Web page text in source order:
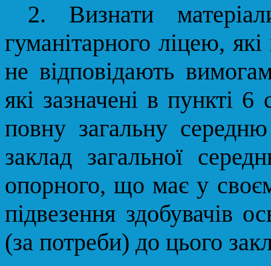
2. Визнати
гуманітарного ліцею,
не відповідають
які зазначені в пункті
повну загальну
заклад загальної
опорного, що має у
підвезення здобувачів
(за потреби) до цього